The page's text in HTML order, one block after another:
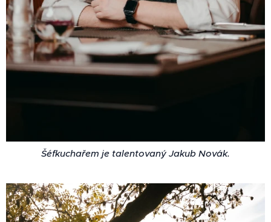
Šéfkuchařem je talentovaný Jakub Novák.